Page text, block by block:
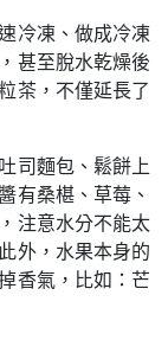
冷凍、做成冷凍
甚至脫水乾燥後
茶，不僅延長了
司麵包、鬆餅上
有桑椹、草莓、
注意水分不能太
外，水果本身的
香氣，比如：芒